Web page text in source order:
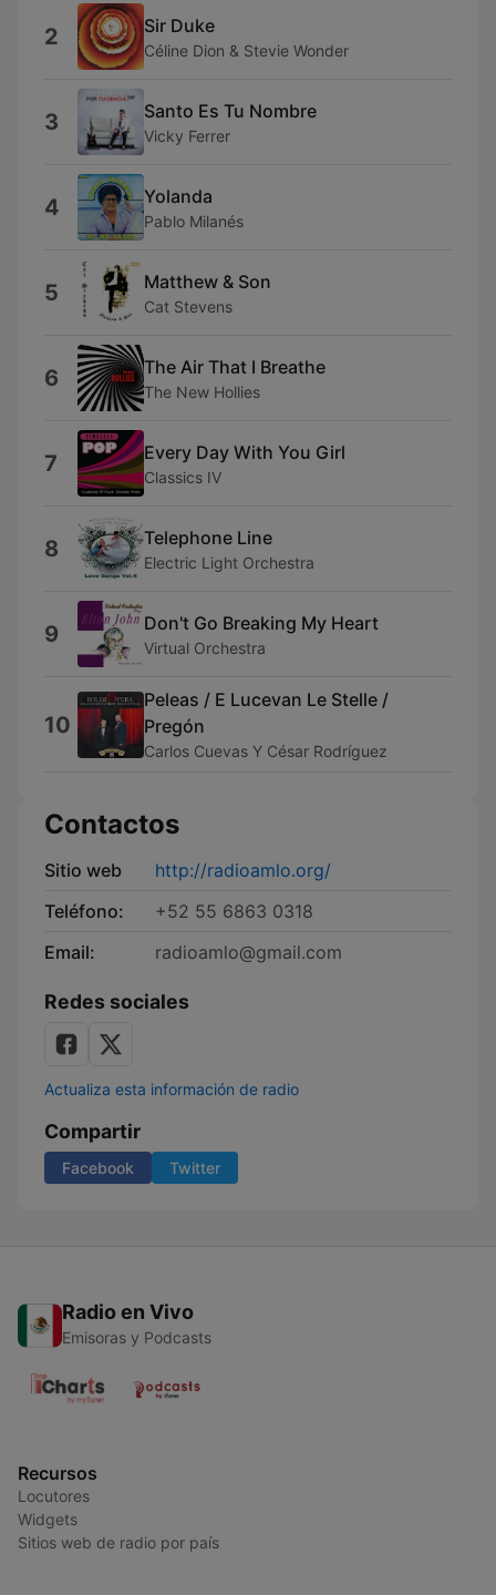
2 Sir Duke
Céline Dion & Stevie Wonder
3 Santo Es Tu Nombre
Vicky Ferrer
4 Yolanda
Pablo Milanés
5 Matthew & Son
Cat Stevens
6 The Air That I Breathe
The New Hollies
7 Every Day With You Girl
Classics IV
8 Telephone Line
Electric Light Orchestra
9 Don't Go Breaking My Heart
Virtual Orchestra
10
Peleas / E Lucevan Le Stelle /
Pregón
Carlos Cuevas Y César Rodríguez
Contactos
Sitio web
http://radioamlo.org/
Teléfono:
+52 55 6863 0318
Email:
radioamlo@gmail.com
Redes sociales
Actualiza esta información de radio
Compartir
Facebook Twitter
Radio en Vivo
Emisoras y Podcasts
Recursos
Locutores
Widgets
Sitios web de radio por país